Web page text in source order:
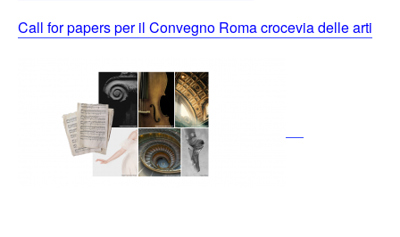
Call for papers per il Convegno Roma crocevia delle arti